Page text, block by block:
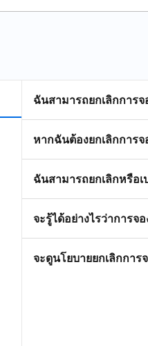
ฉันสามารถยกเลิกการจ
หากฉันต้องยกเลิกการ
ฉันสามารถยกเลิกหรือ
จะรู้ได้อย่างไรว่าการจ
จะดูนโยบายยกเลิกการ